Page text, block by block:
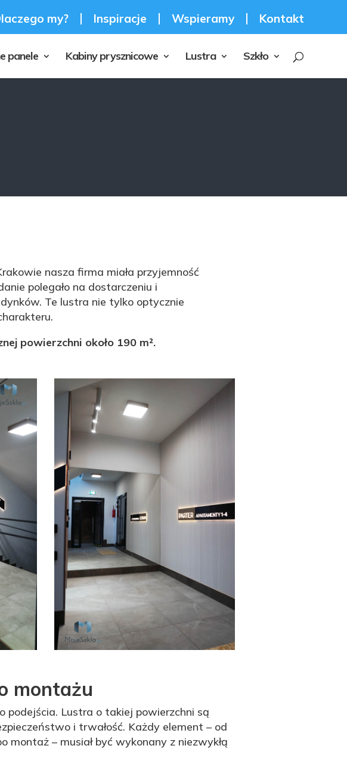
my? Inspiracje Wspieramy Kontakt
panele Kabiny prysznicowe Lustra Szkło
nasza firma miała przyjemność
polegało na dostarczeniu i
Te lustra nie tylko optycznie
powierzchni około 190 m².
montażu
Lustra o takiej powierzchni są
i trwałość. Każdy element – od
montaż – musiał być wykonany z niezwykłą